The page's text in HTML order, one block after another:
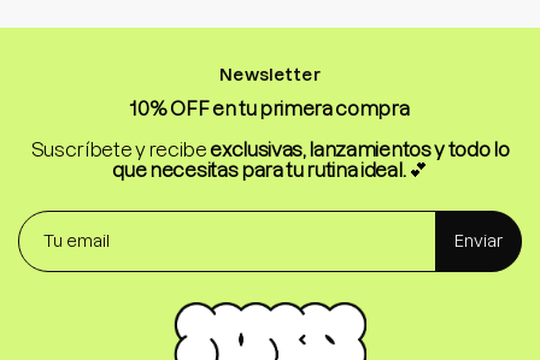
Newsletter
10% OFF en tu primera compra
Suscríbete y recibeexclusivas, lanzamientos y todo lo
que necesitas para tu rutina ideal.💕
Enviar